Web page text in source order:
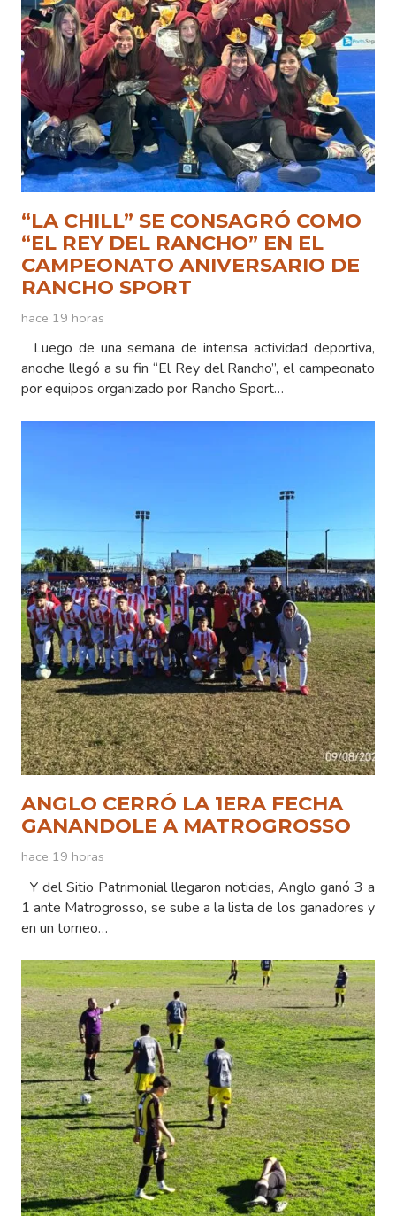
“LA CHILL” SE CONSAGRÓ COMO
“EL REY DEL RANCHO” EN EL
CAMPEONATO ANIVERSARIO DE
RANCHO SPORT
hace 19 horas
Luego de una semana de intensa actividad deportiva,
anoche llegó a su fin “El Rey del Rancho”, el campeonato
por equipos organizado por Rancho Sport…
ANGLO CERRÓ LA 1ERA FECHA
GANANDOLE A MATROGROSSO
hace 19 horas
Y del Sitio Patrimonial llegaron noticias, Anglo ganó 3 a
1 ante Matrogrosso, se sube a la lista de los ganadores y
en un torneo…